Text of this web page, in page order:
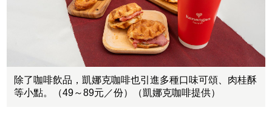
除了咖啡飲品，凱娜克咖啡也引進多種口味可頌、肉桂酥
等小點。（49～89元／份）（凱娜克咖啡提供）